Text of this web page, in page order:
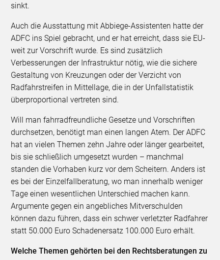
sinkt.
Auch die Ausstattung mit Abbiege-Assistenten hatte der
ADFC ins Spiel gebracht, und er hat erreicht, dass sie EU-
weit zur Vorschrift wurde. Es sind zusätzlich
Verbesserungen der Infrastruktur nötig, wie die sichere
Gestaltung von Kreuzungen oder der Verzicht von
Radfahrstreifen in Mittellage, die in der Unfallstatistik
überproportional vertreten sind.
Will man fahrradfreundliche Gesetze und Vorschriften
durchsetzen, benötigt man einen langen Atem. Der ADFC
hat an vielen Themen zehn Jahre oder länger gearbeitet,
bis sie schließlich umgesetzt wurden – manchmal
standen die Vorhaben kurz vor dem Scheitern. Anders ist
es bei der Einzelfallberatung, wo man innerhalb weniger
Tage einen wesentlichen Unterschied machen kann.
Argumente gegen ein angebliches Mitverschulden
können dazu führen, dass ein schwer verletzter Radfahrer
statt 50.000 Euro Schadenersatz 100.000 Euro erhält.
Welche Themen gehörten bei den Rechtsberatungen zu